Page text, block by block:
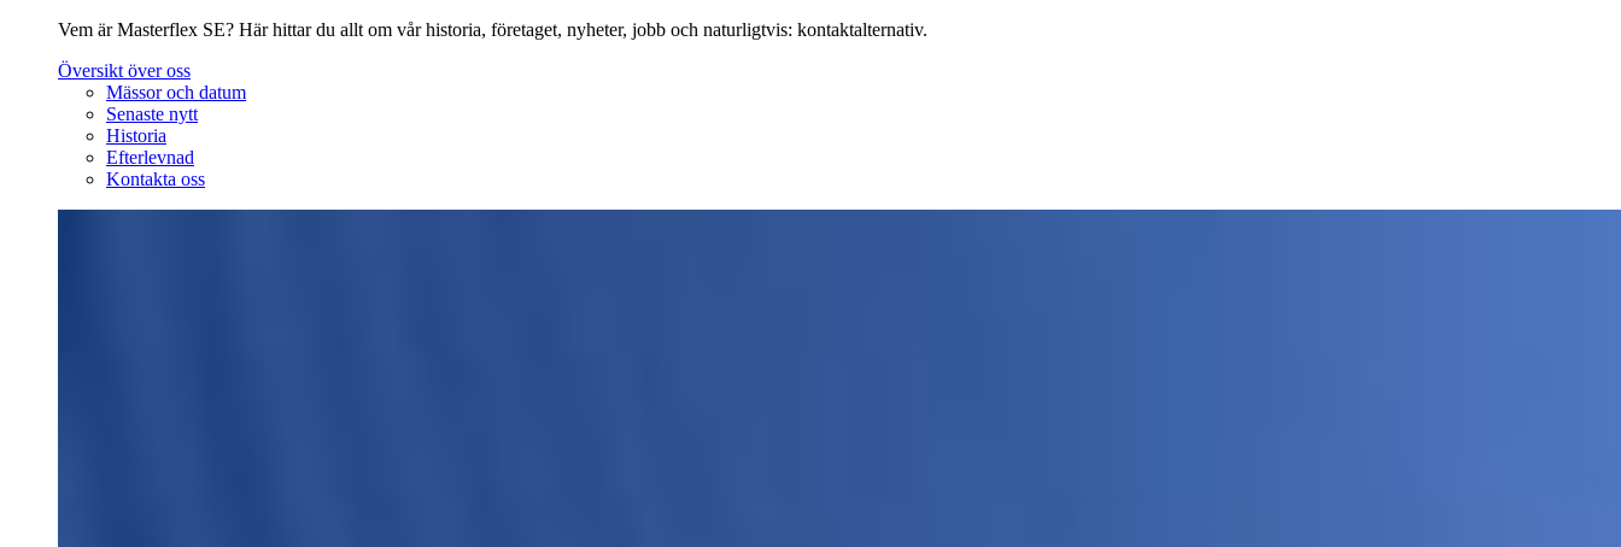
Vem är Masterflex SE? Här hittar du allt om vår historia, företaget, nyheter, jobb och naturligtvis: kontaktalternativ.
Översikt över oss
Mässor och datum
Senaste nytt
Historia
Efterlevnad
Kontakta oss